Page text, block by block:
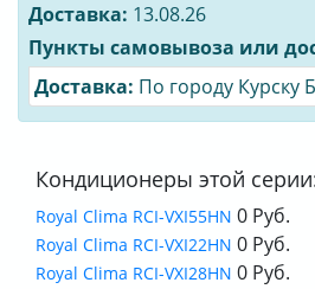
Доставка: 13.08.26
Пункты самовывоза или
Доставка: По городу
Кондиционеры этой
Royal Clima RCI-VXI55HN 0 Руб.
Royal Clima RCI-VXI22HN 0 Руб.
Royal Clima RCI-VXI28HN 0 Руб.